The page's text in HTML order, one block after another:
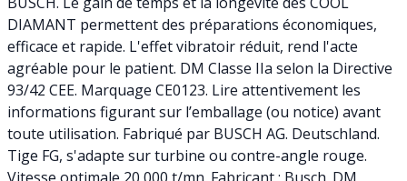
DIAMANT permettent des préparations économiques,
efficace et rapide. L'effet vibratoir réduit, rend l'acte
agréable pour le patient. DM Classe IIa selon la Directive
93/42 CEE. Marquage CE0123. Lire attentivement les
informations figurant sur l’emballage (ou notice) avant
toute utilisation. Fabriqué par BUSCH AG. Deutschland.
Tige FG, s'adapte sur turbine ou contre-angle rouge.